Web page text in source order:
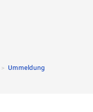
> Ummeldung